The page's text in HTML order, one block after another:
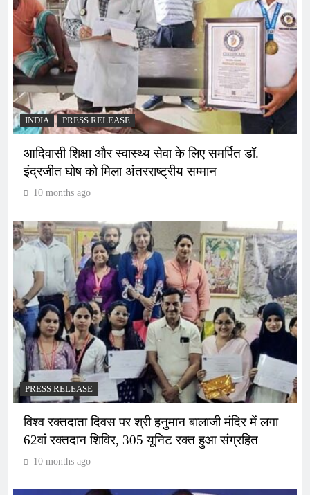
INDIA PRESS RELEASE
आदिवासी शिक्षा और स्वास्थ्य सेवा के लिए समर्पित डॉ.
इंद्रजीत घोष को मिला अंतरराष्ट्रीय सम्मान
10 months ago
PRESS RELEASE
विश्व रक्तदाता दिवस पर श्री हनुमान बालाजी मंदिर में लगा
62वां रक्तदान शिविर, 305 यूनिट रक्त हुआ संग्रहित
10 months ago